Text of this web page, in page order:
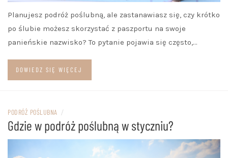
Planujesz podróż poślubną, ale zastanawiasz się, czy krótko
po ślubie możesz skorzystać z paszportu na swoje
panieńskie nazwisko? To pytanie pojawia się często,…
DOWIEDZ SIĘ WIĘCEJ
PODRÓŻ POŚLUBNA /
Gdzie w podróż poślubną w styczniu?